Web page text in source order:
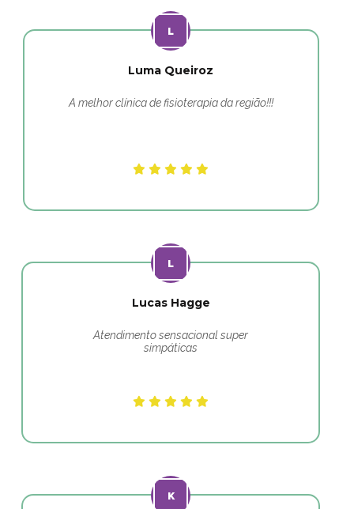
Luma Queiroz
A melhor clínica de fisioterapia da região!!!
Lucas Hagge
Atendimento sensacional super
simpáticas